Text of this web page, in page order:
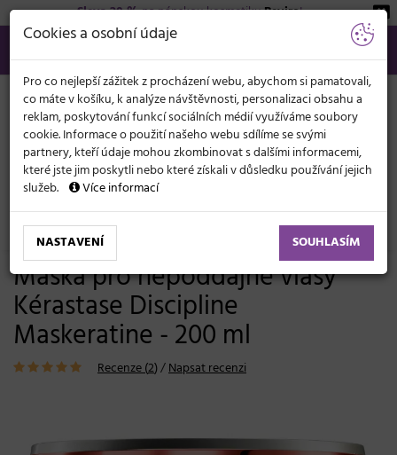
Sleva 20 %na pánskou kosmetikuBeviro!
566 440 099
info@svetkadernictvi.cz
Po−pá: 8−17
Vše o nákupu Kč
KATEGORIE
MENU
Vlasová kosmetika
Masky a péče
Uhlazení, nepoddajné vlasy
Maska pro nepoddajné vlasy
Kérastase Discipline
Maskeratine - 200 ml
Recenze (2)/Napsat recenzi
Cookies a osobní údaje
Pro co nejlepší zážitek z procházení webu, abychom si pamatovali,
co máte v košíku, k analýze návštěvnosti, personalizaci obsahu a
reklam, poskytování funkcí sociálních médií využíváme soubory
cookie. Informace o použití našeho webu sdílíme se svými
partnery, kteří údaje mohou zkombinovat s dalšími informacemi,
které jste jim poskytli nebo které získali v důsledku používání jejich
služeb.
Více informací
NASTAVENÍ SOUHLASÍM